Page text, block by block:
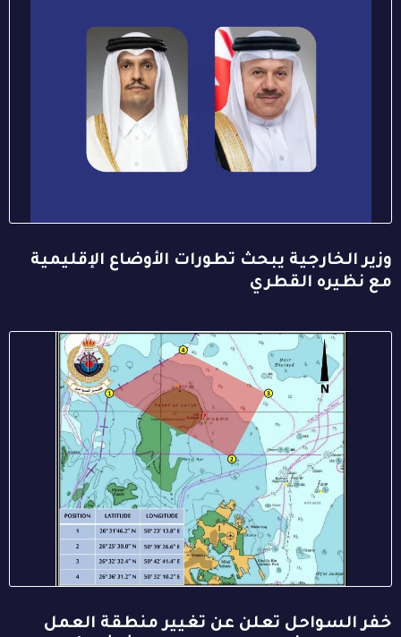
وزير الخارجية يبحث تطورات الأوضاع الإقليمية
مع نظيره القطري
خفر السواحل تعلن عن تغيير منطقة العمل